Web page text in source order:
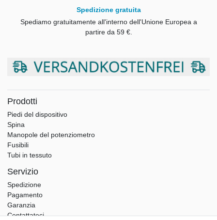
Spedizione gratuita
Spediamo gratuitamente all'interno dell'Unione Europea a
partire da 59 €.
Prodotti
Piedi del dispositivo
Spina
Manopole del potenziometro
Fusibili
Tubi in tessuto
Servizio
Spedizione
Pagamento
Garanzia
Contattateci